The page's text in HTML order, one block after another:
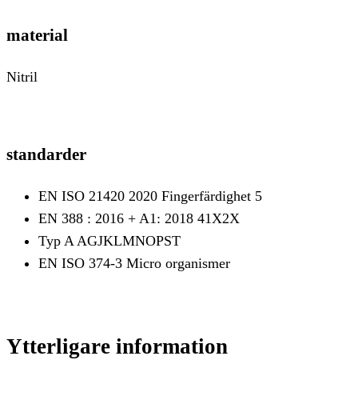
material
Nitril
standarder
EN ISO 21420 2020 Fingerfärdighet 5
EN 388 : 2016 + A1: 2018 41X2X
Typ A AGJKLMNOPST
EN ISO 374-3 Micro organismer
Ytterligare information